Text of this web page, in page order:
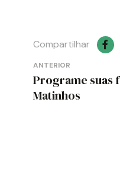
Compartilhar
de
ANTERIOR
Programe suas
Matinhos